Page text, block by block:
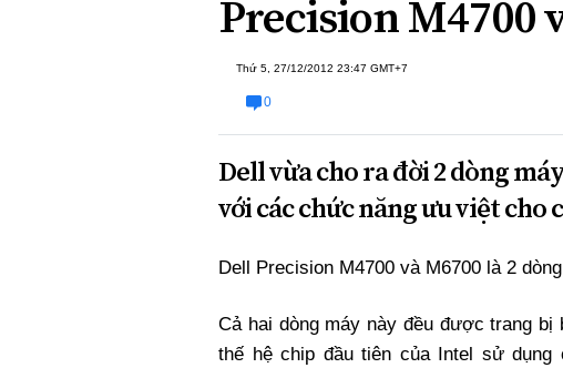
Xi nhan Trái Phải
Precision M4700
Thứ 5, 27/12/2012 23:47 GMT+7
0
Dell vừa cho ra đời 2 dòng
với các chức năng ưu việt cho
Dell Precision M4700 và M6700 là 2
Cả hai dòng máy này đều được trang
thế hệ chip đầu tiên của Intel sử